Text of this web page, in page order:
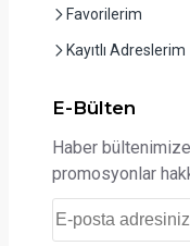
Favorilerim
Kayıtlı Adreslerim
E-Bülten
Haber
promosyonlar